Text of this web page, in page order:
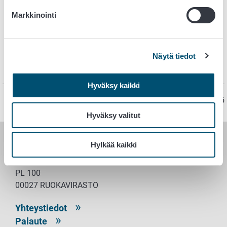
Markkinointi
Näytä tiedot
Hyväksy kaikki
Hyväksy valitut
Hylkää kaikki
Ohjeessa on kuvattu rehukäyttöön tarkoitettujen
välittäjiä, että maitotuotteita eläinten ruokinnassa
Sivu on viimeksi päivitetty 13.2.2025
PL 100
00027 RUOKAVIRASTO
Yhteystiedot
Palaute